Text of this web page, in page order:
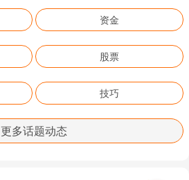
资金
股票
技巧
更多话题动态